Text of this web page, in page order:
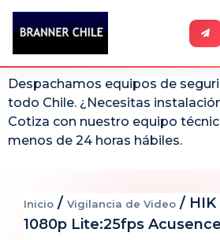
Despachamos equipos de
todo Chile. ¿Necesitas
Cotiza con nuestro equipo
menos de 24 horas hábiles.
Inicio / Vigilancia de Video / HIK
1080p Lite:25fps